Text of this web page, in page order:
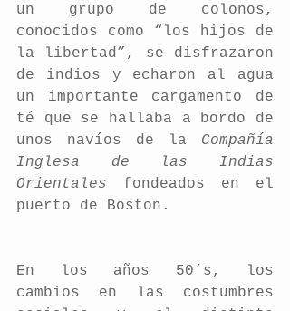
un grupo de colonos,
conocidos como “los hijos de
la libertad”, se disfrazaron
de indios y echaron al agua
un importante cargamento de
té que se hallaba a bordo de
unos navíos de la Compañía
Inglesa de las Indias
Orientales fondeados en el
puerto de Boston.
En los años 50’s, los
cambios en las costumbres